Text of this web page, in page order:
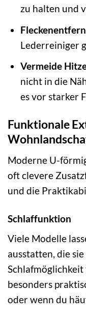
zu halten und
Lederreiniger
Vermeide
nicht in die
es vor starker
Funktionale
Moderne U-
oft clevere
und die
Schlaffunktion
Viele Modelle
ausstatten, die
Schlafmöglichkeit
besonders
oder wenn du